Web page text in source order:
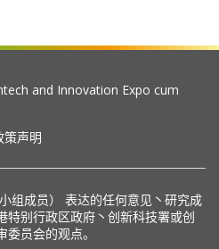
and Innovation Expo cum
策声明
组成员） 表达的任何意见丶研究成
特别行政区政府丶创新科技署或创
员会的观点。